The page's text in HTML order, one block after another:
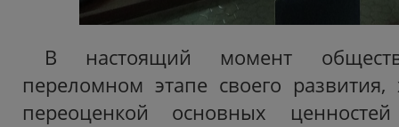
В настоящий момент
переломном этапе своего развития,
переоценкой основных